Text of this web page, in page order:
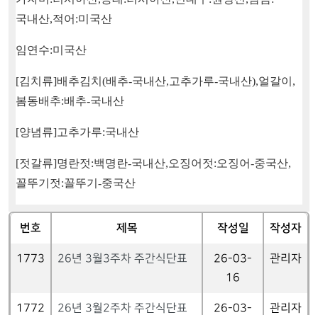
국내산,적어 :미국산
임연수:미국산
[김치류]배추김치 (배추-국내산,고추가루-국내산),얼갈이 ,
봄동배추:배추-국내산
[양념류]고추가루:국내산
[젓갈류]명란젓:백명란-국내산,오징어젓:오징어-중국산,
꼴뚜기젓:꼴뚜기 -중국산
번호 제목 작성일 작성자
1773 26년 3월3주차 주간식단표
26-03-
16
관리자
1772 26년 3월2주차 주간식단표
26-03-
관리자